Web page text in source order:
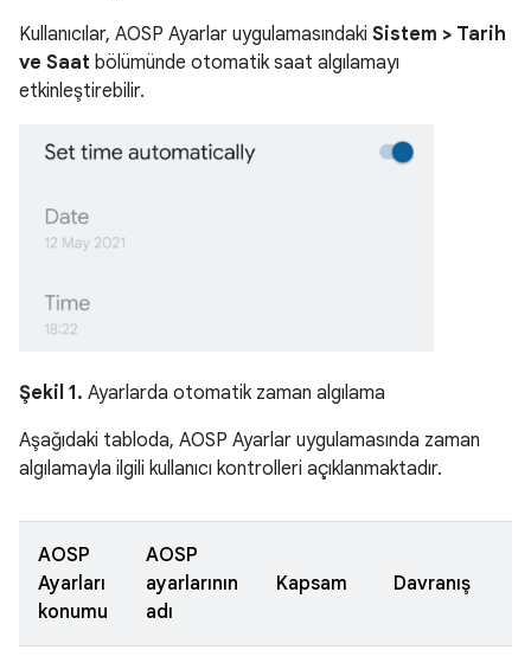
Kullanıcılar, AOSP Ayarlar uygulamasındaki Sistem > Tarih
ve Saat bölümünde otomatik saat algılamayı
etkinleştirebilir.
Şekil 1. Ayarlarda otomatik zaman algılama
Aşağıdaki tabloda, AOSP Ayarlar uygulamasında zaman
algılamayla ilgili kullanıcı kontrolleri açıklanmaktadır.
AOSP
Ayarları
konumu
AOSP
ayarlarının
adı
Kapsam Davranış